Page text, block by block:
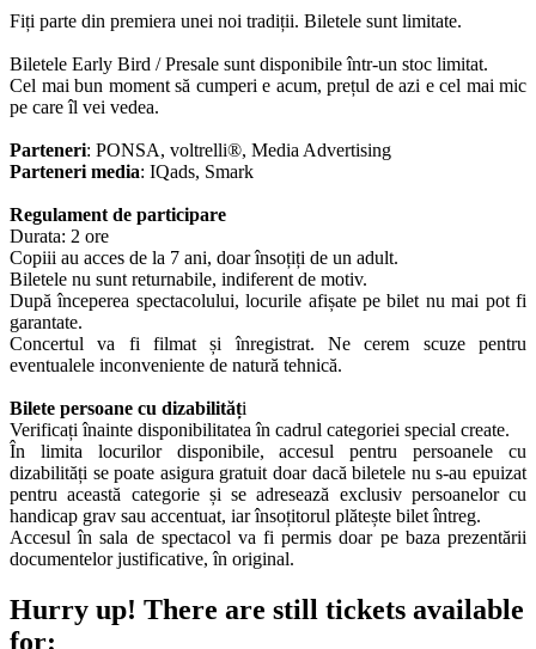
Fiți parte din premiera unei noi tradiții. Biletele sunt limitate.
Biletele Early Bird / Presale sunt disponibile într-un stoc limitat.
Cel mai bun moment să cumperi e acum, prețul de azi e cel mai mic
pe care îl vei vedea.
Parteneri: PONSA, voltrelli®, Media Advertising
Parteneri media: IQads, Smark
Regulament de participare
Durata: 2 ore
Copiii au acces de la 7 ani, doar însoțiți de un adult.
Biletele nu sunt returnabile, indiferent de motiv.
După începerea spectacolului, locurile afișate pe bilet nu mai pot fi
garantate.
Concertul va fi filmat și înregistrat. Ne cerem scuze pentru
eventualele inconveniente de natură tehnică.
Bilete persoane cu dizabilități
Verificați înainte disponibilitatea în cadrul categoriei special create.
În limita locurilor disponibile, accesul pentru persoanele cu
dizabilități se poate asigura gratuit doar dacă biletele nu s-au epuizat
pentru această categorie și se adresează exclusiv persoanelor cu
handicap grav sau accentuat, iar însoțitorul plătește bilet întreg.
Accesul în sala de spectacol va fi permis doar pe baza prezentării
documentelor justificative, în original.
Hurry up! There are still tickets available
for: